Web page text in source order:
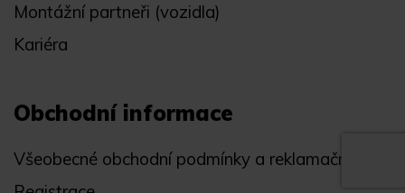
Montážní partneři (vozidla)
Kariéra
Obchodní informace
Všeobecné obchodní podmínky a reklamační řád